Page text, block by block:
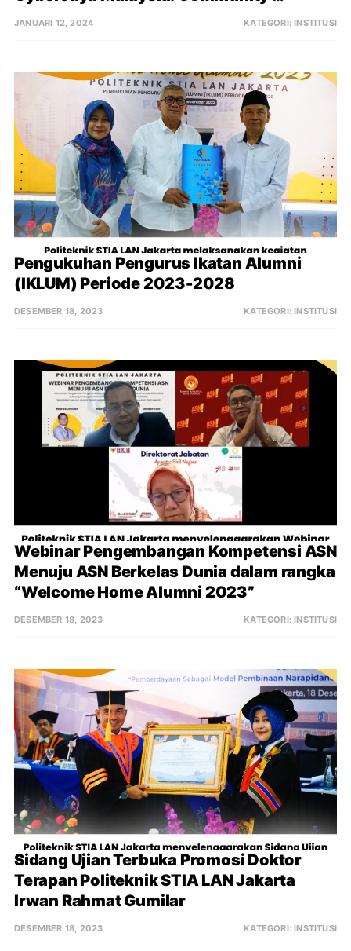
Engagement Mission Driven, Intentional,
JANUARI 12, 2024 KATEGORI:INSTITUSI
Pengukuhan Pengurus Ikatan Alumni
(IKLUM) Periode 2023-2028
DESEMBER 18, 2023 KATEGORI:INSTITUSI
Webinar Pengembangan Kompetensi ASN
Menuju ASN Berkelas Dunia dalam rangka
“Welcome Home Alumni 2023”
DESEMBER 18, 2023 KATEGORI:INSTITUSI
Sidang Ujian Terbuka Promosi Doktor
Terapan Politeknik STIA LAN Jakarta
Irwan Rahmat Gumilar
DESEMBER 18, 2023 KATEGORI:INSTITUSI